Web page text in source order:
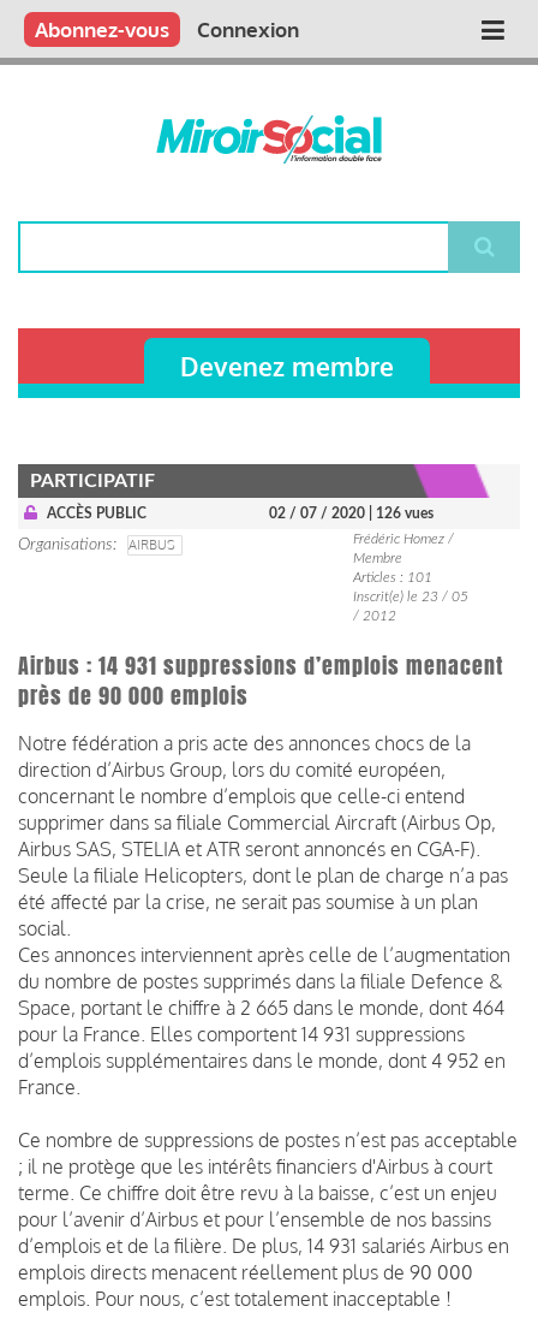
Aller
contenu
Main
Qui sommes nous ?
Vous publiez
Nous publions
Contactez-nous
Abonnez-vous Connexion
Devenez membre
PARTICIPATIF
ACCÈS PUBLIC 02 / 07 / 2020 | 126 vues
Organisations AIRBUS
Frédéric Homez /
Membre
Articles : 101
Inscrit(e) le 23 / 05
/ 2012
Airbus : 14 931 suppressions d’emplois menacent
près de 90 000 emplois
Notre fédération a pris acte des annonces chocs de la
direction d’Airbus Group, lors du comité européen,
concernant le nombre d’emplois que celle-ci entend
supprimer dans sa filiale Commercial Aircraft (Airbus Op,
Airbus SAS, STELIA et ATR seront annoncés en CGA-F).
Seule la filiale Helicopters, dont le plan de charge n’a pas
été affecté par la crise, ne serait pas soumise à un plan
social.
Ces annonces interviennent après celle de l’augmentation
du nombre de postes supprimés dans la filiale Defence &
Space, portant le chiffre à 2 665 dans le monde, dont 464
pour la France. Elles comportent 14 931 suppressions
d’emplois supplémentaires dans le monde, dont 4 952 en
France.
Ce nombre de suppressions de postes n’est pas acceptable
; il ne protège que les intérêts financiers d'Airbus à court
terme. Ce chiffre doit être revu à la baisse, c’est un enjeu
pour l’avenir d’Airbus et pour l’ensemble de nos bassins
d’emplois et de la filière. De plus, 14 931 salariés Airbus en
emplois directs menacent réellement plus de 90 000
emplois. Pour nous, c’est totalement inacceptable !